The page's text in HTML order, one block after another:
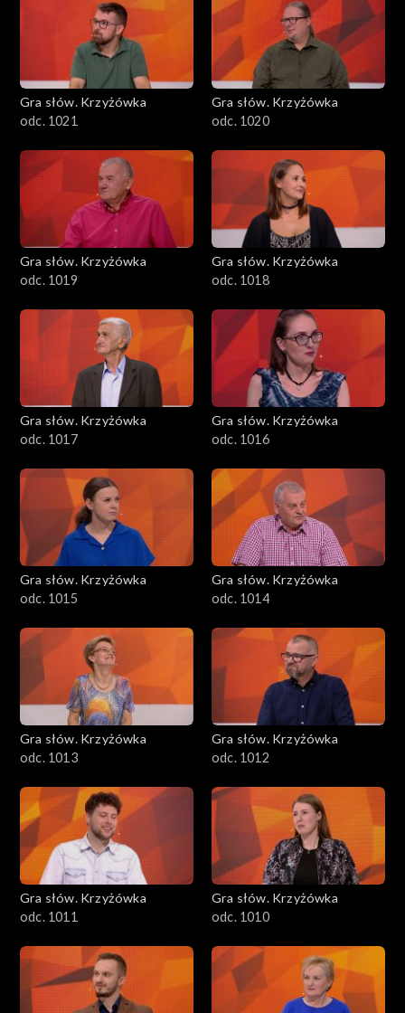
Gra słów. Krzyżówka
odc. 1021
Gra słów. Krzyżówka
odc. 1020
Gra słów. Krzyżówka
odc. 1019
Gra słów. Krzyżówka
odc. 1018
Gra słów. Krzyżówka
odc. 1017
Gra słów. Krzyżówka
odc. 1016
Gra słów. Krzyżówka
odc. 1015
Gra słów. Krzyżówka
odc. 1014
Gra słów. Krzyżówka
odc. 1013
Gra słów. Krzyżówka
odc. 1012
Gra słów. Krzyżówka
odc. 1011
Gra słów. Krzyżówka
odc. 1010